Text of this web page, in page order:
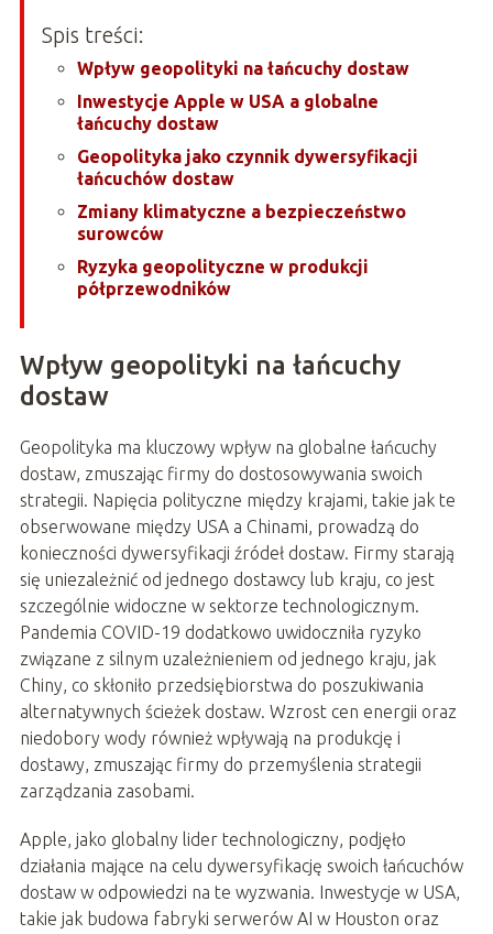
Spis treści:
Wpływ geopolityki na łańcuchy dostaw
Inwestycje Apple w USA a globalne
łańcuchy dostaw
Geopolityka jako czynnik dywersyfikacji
łańcuchów dostaw
Zmiany klimatyczne a bezpieczeństwo
surowców
Ryzyka geopolityczne w produkcji
półprzewodników
Wpływ geopolityki na łańcuchy
dostaw
Geopolityka ma kluczowy wpływ na globalne łańcuchy
dostaw, zmuszając firmy do dostosowywania swoich
strategii. Napięcia polityczne między krajami, takie jak te
obserwowane między USA a Chinami, prowadzą do
konieczności dywersyfikacji źródeł dostaw. Firmy starają
się uniezależnić od jednego dostawcy lub kraju, co jest
szczególnie widoczne w sektorze technologicznym.
Pandemia COVID-19 dodatkowo uwidoczniła ryzyko
związane z silnym uzależnieniem od jednego kraju, jak
Chiny, co skłoniło przedsiębiorstwa do poszukiwania
alternatywnych ścieżek dostaw. Wzrost cen energii oraz
niedobory wody również wpływają na produkcję i
dostawy, zmuszając firmy do przemyślenia strategii
zarządzania zasobami.
Apple, jako globalny lider technologiczny, podjęło
działania mające na celu dywersyfikację swoich łańcuchów
dostaw w odpowiedzi na te wyzwania. Inwestycje w USA,
takie jak budowa fabryki serwerów AI w Houston oraz